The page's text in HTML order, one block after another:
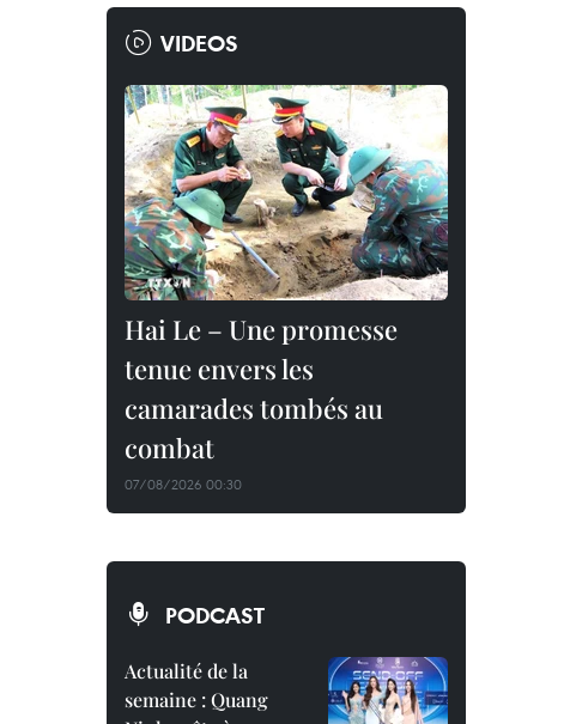
VIDEOS
Hai Le – Une promesse
tenue envers les
camarades tombés au
combat
07/08/2026 00:30
PODCAST
Actualité de la
semaine : Quang